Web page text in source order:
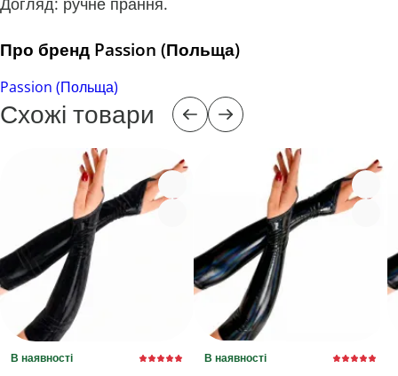
Про бренд Passion (Польща)
Passion (Польща)
Схожі товари
В наявності В наявності